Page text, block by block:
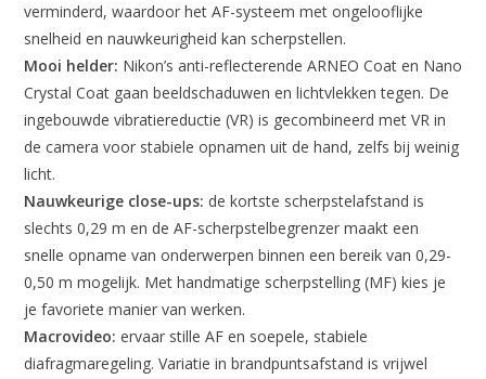
verminderd, waardoor het AF-systeem met ongelooflijke
snelheid en nauwkeurigheid kan scherpstellen.
Mooi helder: Nikon’s anti-reflecterende ARNEO Coat en Nano
Crystal Coat gaan beeldschaduwen en lichtvlekken tegen. De
ingebouwde vibratiereductie (VR) is gecombineerd met VR in
de camera voor stabiele opnamen uit de hand, zelfs bij weinig
licht.
Nauwkeurige close-ups: de kortste scherpstelafstand is
slechts 0,29 m en de AF-scherpstelbegrenzer maakt een
snelle opname van onderwerpen binnen een bereik van 0,29-
0,50 m mogelijk. Met handmatige scherpstelling (MF) kies je
je favoriete manier van werken.
Macrovideo: ervaar stille AF en soepele, stabiele
diafragmaregeling. Variatie in brandpuntsafstand is vrijwel